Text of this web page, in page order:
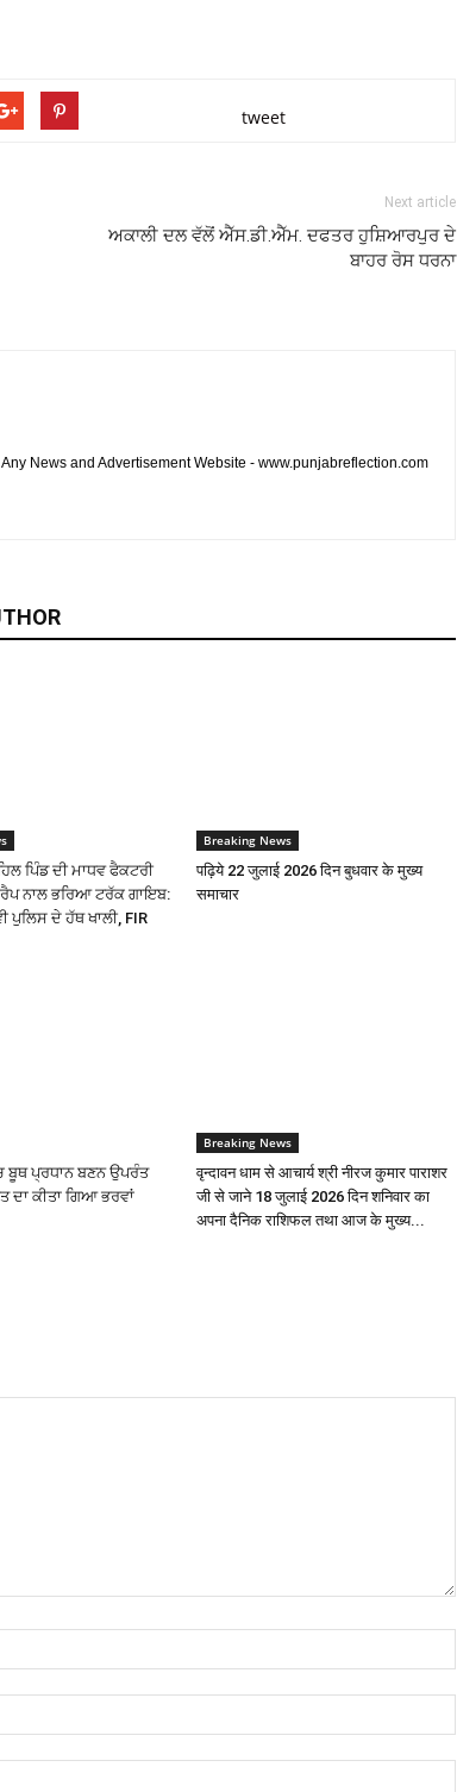
tweet
Next article
ਅਕਾਲੀ ਦਲ ਵੱਲੋਂ ਐੱਸ.ਡੀ.ਐੱਮ. ਦਫਤਰ ਹੁਸ਼ਿਆਰਪੁਰ ਦੇ
ਬਾਹਰ ਰੋਸ ਧਰਨਾ
News and Advertisement Website - www.punjabreflection.com
ਪਿੰਡ ਦੀ ਮਾਧਵ ਫੈਕਟਰੀ
ਨਾਲ ਭਰਿਆ ਟਰੱਕ ਗਾਇਬ:
ਪੁਲਿਸ ਦੇ ਹੱਥ ਖਾਲੀ, FIR
Breaking News
पढ़िये 22 जुलाई 2026 दिन बुधवार के मुख्य
समाचार
ਬੂਥ ਪ੍ਰਧਾਨ ਬਣਨ ਉਪਰੰਤ
ਦਾ ਕੀਤਾ ਗਿਆ ਭਰਵਾਂ
Breaking News
वृन्दावन धाम से आचार्य श्री नीरज कुमार पाराशर
जी से जाने 18 जुलाई 2026 दिन शनिवार का
अपना दैनिक राशिफल तथा आज के मुख्य...